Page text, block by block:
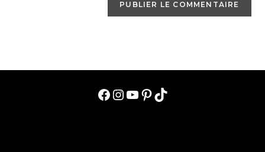
Facebook
Instagram
YouTube
Pinterest
TikTok